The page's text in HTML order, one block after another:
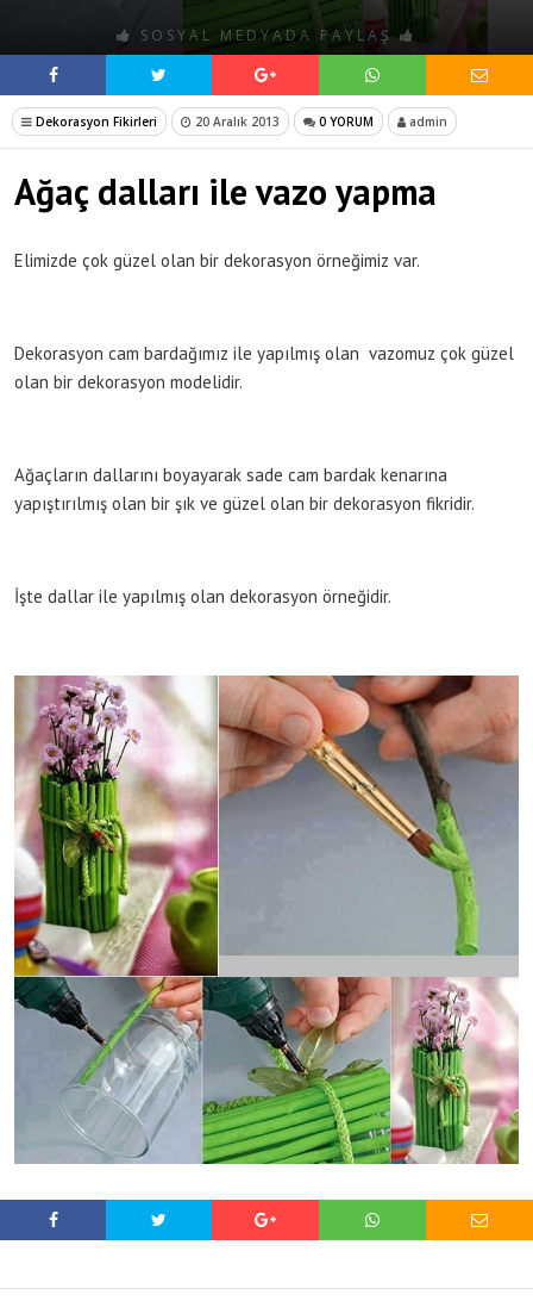
SOSYAL MEDYADA PAYLAŞ
Dekorasyon Fikirleri 20 Aralık 2013 0 YORUM admin
Ağaç dalları ile vazo yapma
Elimizde çok güzel olan bir dekorasyon örneğimiz var.
Dekorasyon cam bardağımız ile yapılmış olan vazomuz çok güzel
olan bir dekorasyon modelidir.
Ağaçların dallarını boyayarak sade cam bardak kenarına
yapıştırılmış olan bir şık ve güzel olan bir dekorasyon fikridir.
İşte dallar ile yapılmış olan dekorasyon örneğidir.